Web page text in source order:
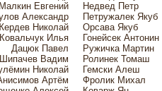
Малкин Евгений
Недвед Петр
Александр
Петружалек Якуб
Николай
Орсава Якуб
Ковальчук Илья
Гонейсек Антонин
Дацюк Павел
Ружичка Мартин
Шипачев Вадим
Ролинек Томаш
Николай
Гемски Алеш
Артём
Фролик Михал